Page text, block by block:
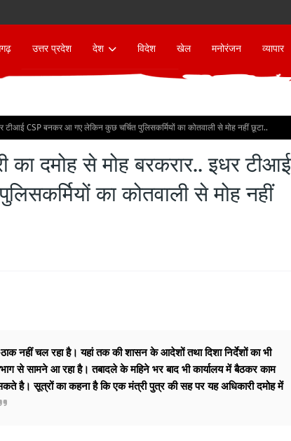
उत्तर प्रदेश देश विदेश खेल मनोरंजन व्यापार
टीआई CSP बनकर आ गए लेकिन कुछ चर्चित पुलिसकर्मियों का कोतवाली से मोह नहीं छूटा..
का दमोह से मोह बरकरार.. इधर टीआई
का कोतवाली से मोह नहीं
चल रहा है। यहां तक की शासन के आदेशों तथा दिशा निर्देशों का भी
से सामने आ रहा है।तबादले के महिने भर बाद भी कार्यालय में बैठकर काम
है। सूत्रों का कहना है कि एक मंत्री पुत्र की सह पर यह अधिकारी दमोह में